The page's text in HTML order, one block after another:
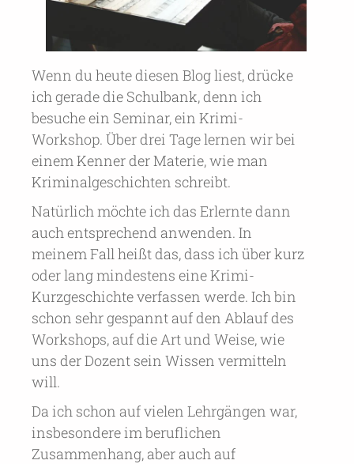
Wenn du heute diesen Blog liest, drücke
ich gerade die Schulbank, denn ich
besuche ein Seminar, ein Krimi-
Workshop. Über drei Tage lernen wir bei
einem Kenner der Materie, wie man
Kriminalgeschichten schreibt.
Natürlich möchte ich das Erlernte dann
auch entsprechend anwenden. In
meinem Fall heißt das, dass ich über kurz
oder lang mindestens eine Krimi-
Kurzgeschichte verfassen werde. Ich bin
schon sehr gespannt auf den Ablauf des
Workshops, auf die Art und Weise, wie
uns der Dozent sein Wissen vermitteln
will.
Da ich schon auf vielen Lehrgängen war,
insbesondere im beruflichen
Zusammenhang, aber auch auf